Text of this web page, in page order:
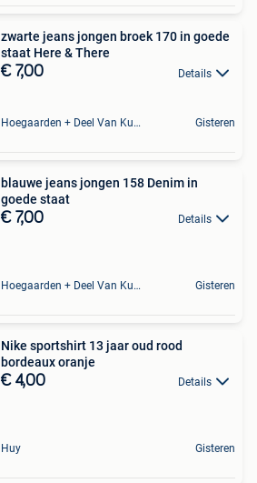
zwarte jeans jongen broek 170 in goede
staat Here & There
€ 7,00 Details
Hoegaarden + Deel Van Kumtich + Deel Van Tienen Gisteren
blauwe jeans jongen 158 Denim in
goede staat
€ 7,00 Details
Hoegaarden + Deel Van Kumtich + Deel Van Tienen Gisteren
Nike sportshirt 13 jaar oud rood
bordeaux oranje
€ 4,00 Details
Huy Gisteren